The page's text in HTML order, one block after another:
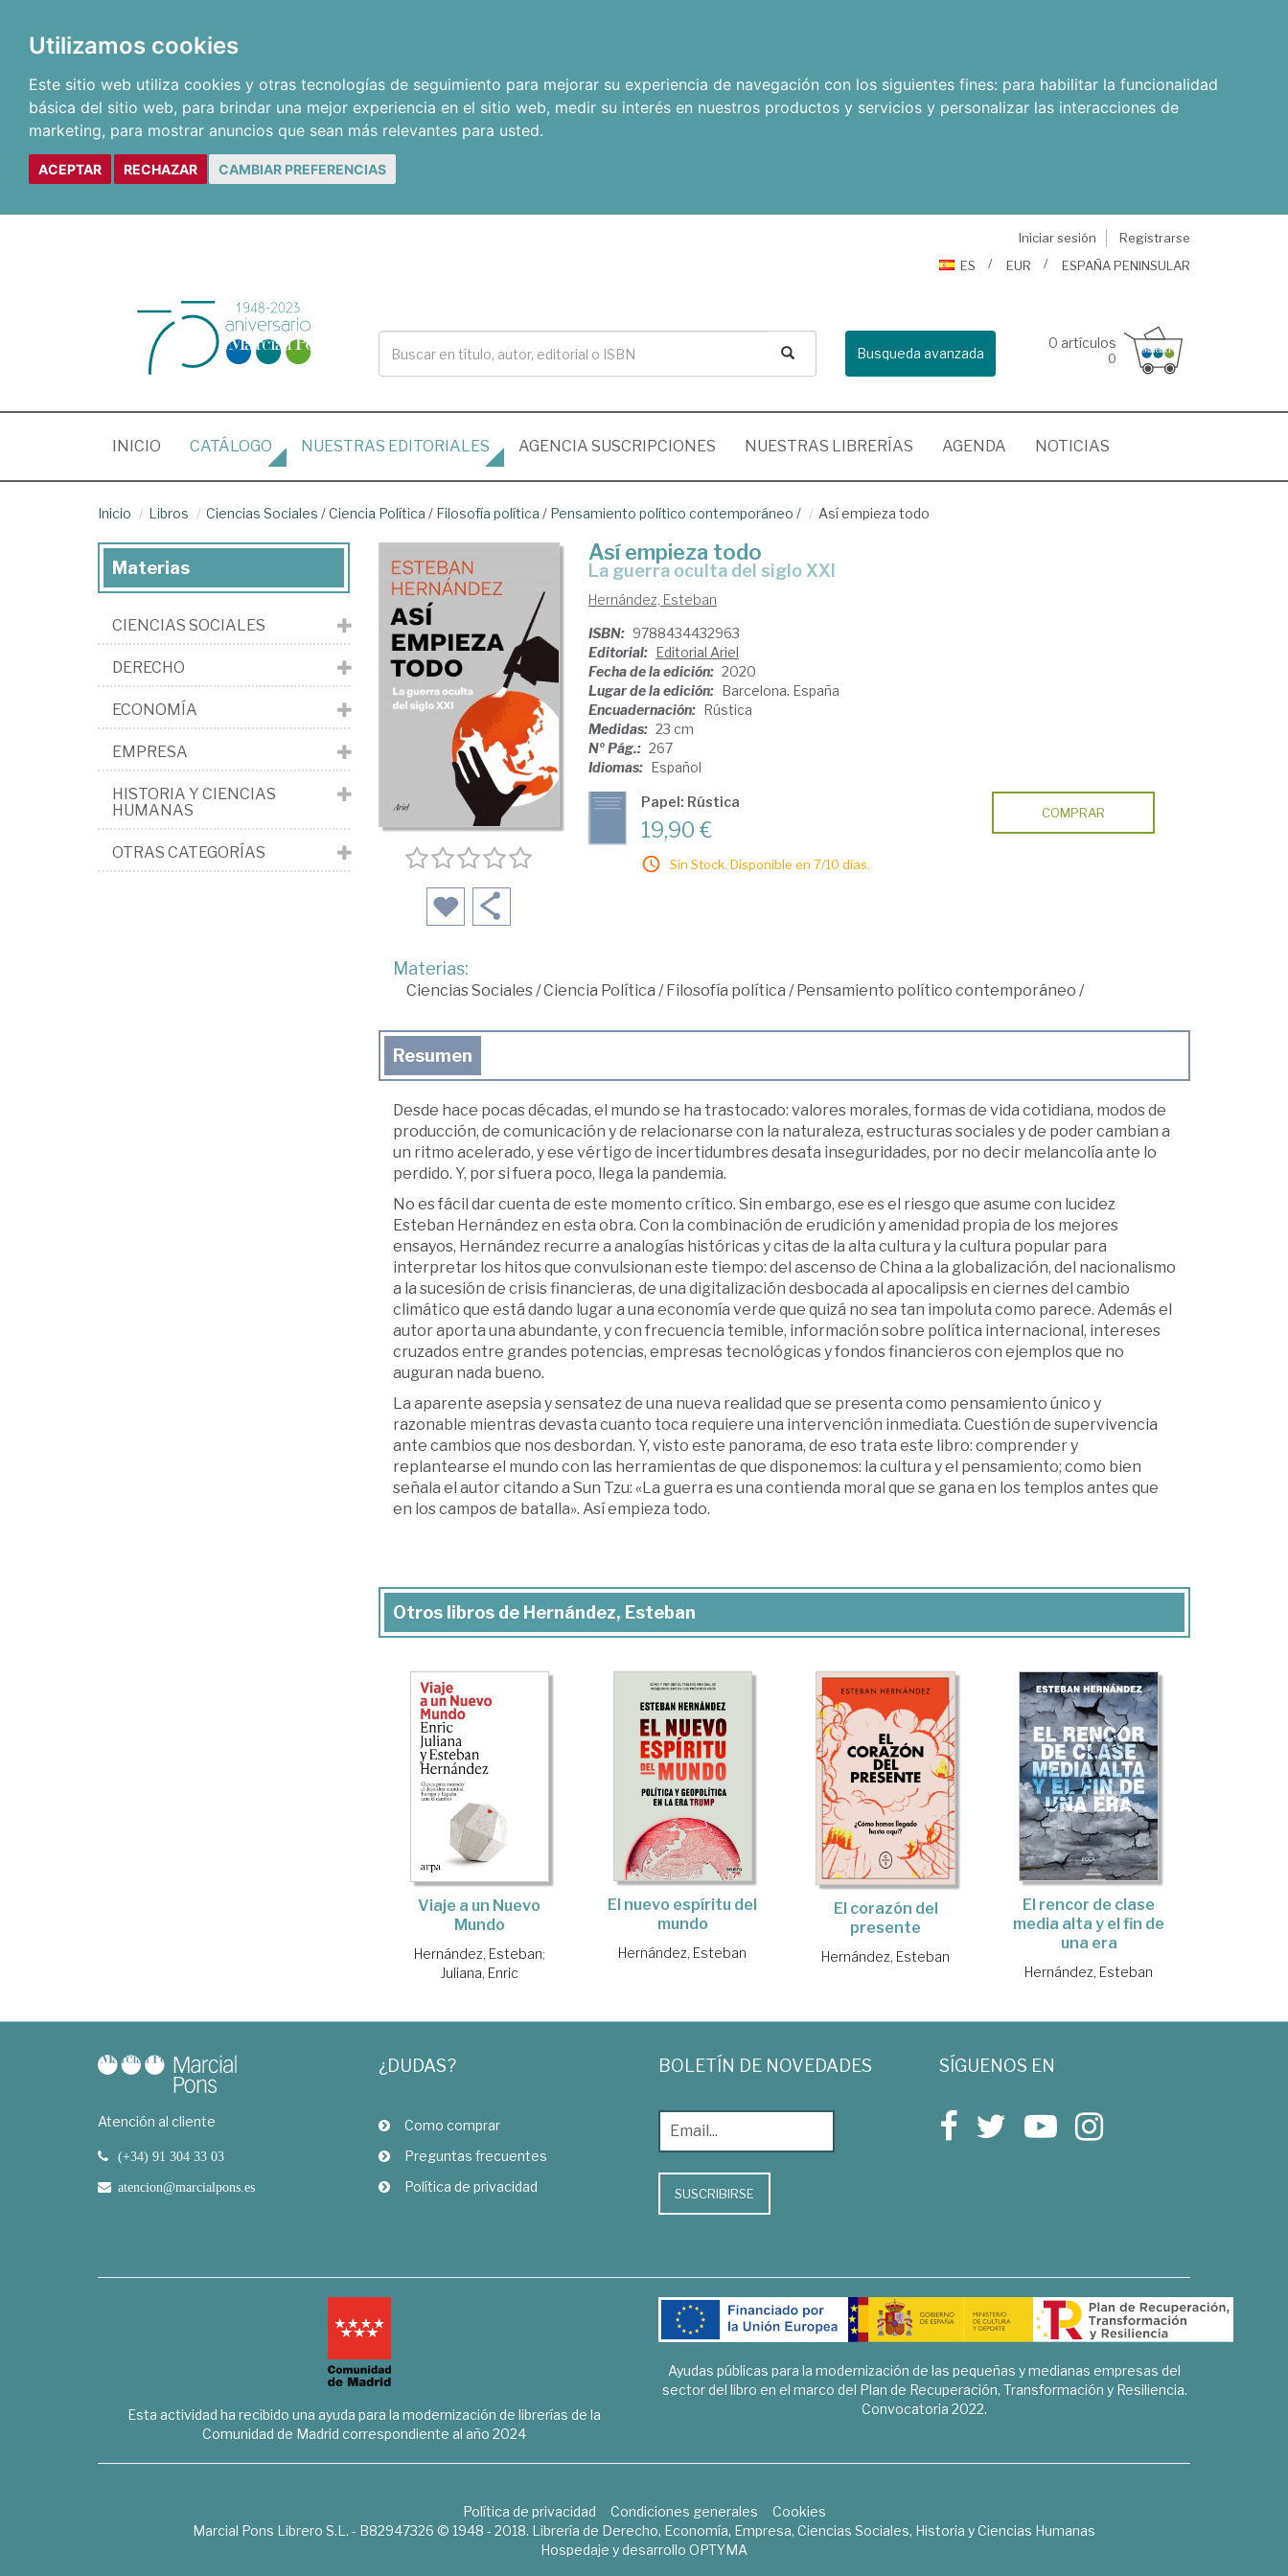
Utilizamos cookies
Este sitio web utiliza cookies y otras tecnologías de seguimiento para mejorar su experiencia de navegación con los siguientes fines: para habilitar la funcionalidad
básica del sitio web, para brindar una mejor experiencia en el sitio web, medir su interés en nuestros productos y servicios y personalizar las interacciones de
marketing, para mostrar anuncios que sean más relevantes para usted.
ACEPTAR RECHAZAR CAMBIAR PREFERENCIAS
Iniciar sesión
Registrarse
ES
EUR ESPAÑA PENINSULAR
Busqueda avanzada
0 artículos
0
INICIO (CURRENT)
CATÁLOGO NUESTRAS EDITORIALES AGENCIA SUSCRIPCIONES NUESTRAS LIBRERÍAS AGENDA NOTICIAS
Inicio Libros Ciencias Sociales /Ciencia Política / Filosofía política / Pensamiento político contemporáneo / Así empieza todo
Así empieza todo
la guerra oculta del siglo XXI
Hernández, Esteban
ISBN: 9788434432963
Editorial: Editorial Ariel
Fecha de la edición: 2020
Lugar de la edición: Barcelona. España
Encuadernación: Rústica
Medidas: 23 cm
Nº Pág.: 267
Idiomas: Español
Papel: Rústica
19,90 €
Sin Stock. Disponible en 7/10 días.
COMPRAR
Materias:
Ciencias Sociales/Ciencia Política /Filosofía política /Pensamiento político contemporáneo /
Resumen
Desde hace pocas décadas, el mundo se ha trastocado: valores morales, formas de vida cotidiana, modos de
producción, de comunicación y de relacionarse con la naturaleza, estructuras sociales y de poder cambian a
un ritmo acelerado, y ese vértigo de incertidumbres desata inseguridades, por no decir melancolía ante lo
perdido. Y, por si fuera poco, llega la pandemia.
No es fácil dar cuenta de este momento crítico. Sin embargo, ese es el riesgo que asume con lucidez
Esteban Hernández en esta obra. Con la combinación de erudición y amenidad propia de los mejores
ensayos, Hernández recurre a analogías históricas y citas de la alta cultura y la cultura popular para
interpretar los hitos que convulsionan este tiempo: del ascenso de China a la globalización, del nacionalismo
a la sucesión de crisis financieras, de una digitalización desbocada al apocalipsis en ciernes del cambio
climático que está dando lugar a una economía verde que quizá no sea tan impoluta como parece. Además el
autor aporta una abundante, y con frecuencia temible, información sobre política internacional, intereses
cruzados entre grandes potencias, empresas tecnológicas y fondos financieros con ejemplos que no
auguran nada bueno.
La aparente asepsia y sensatez de una nueva realidad que se presenta como pensamiento único y
razonable mientras devasta cuanto toca requiere una intervención inmediata. Cuestión de supervivencia
ante cambios que nos desbordan. Y, visto este panorama, de eso trata este libro: comprender y
replantearse el mundo con las herramientas de que disponemos: la cultura y el pensamiento; como bien
señala el autor citando a Sun Tzu: «La guerra es una contienda moral que se gana en los templos antes que
en los campos de batalla». Así empieza todo.
Otros libros de Hernández, Esteban
Viaje a un Nuevo
Mundo
Hernández, Esteban;
Juliana, Enric
El nuevo espíritu del
mundo
Hernández, Esteban
El corazón del
presente
Hernández, Esteban
El rencor de clase
media alta y el fin de
una era
Hernández, Esteban
Materias
CIENCIAS SOCIALES
DERECHO
ECONOMÍA
EMPRESA
HISTORIA Y CIENCIAS
HUMANAS
OTRAS CATEGORÍAS
Atención al cliente
(+34) 91 304 33 03
atencion@marcialpons.es
¿DUDAS?
Como comprar
Preguntas frecuentes
Política de privacidad
BOLETÍN DE NOVEDADES
SUSCRIBIRSE
SÍGUENOS EN
Esta actividad ha recibido una ayuda para la modernización de librerías de la
Comunidad de Madrid correspondiente al año 2024
Ayudas públicas para la modernización de las pequeñas y medianas empresas del
sector del libro en el marco del Plan de Recuperación, Transformación y Resiliencia.
Convocatoria 2022.
Política de privacidad Condiciones generales
Cookies
Marcial Pons Librero S.L. - B82947326 © 1948 - 2018. Librería de Derecho, Economía, Empresa, Ciencias Sociales, Historia y Ciencias Humanas
Hospedaje y desarrollo OPTYMA